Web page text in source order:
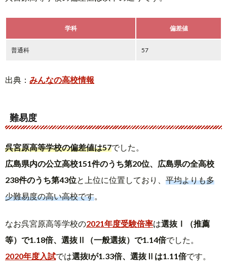
学科 偏差値
普通科 57
出典： みんなの高校情報
難易度
呉宮原高等学校の偏差値は57でした。
広島県内の公立高校151件のうち第20位、広島県の全高校
238件のうち第43位と上位に位置しており、 平均よりも多
少難易度の高い高校です。
なお呉宮原高等学校の2021年度受験倍率は選抜Ⅰ（推薦
等）で1.18倍、選抜Ⅱ（一般選抜）で1.14倍でした。
2020年度入試では選抜Iが1.33倍、選抜Ⅱは1.11倍です。